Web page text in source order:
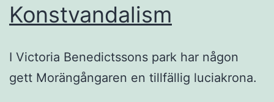
Konstvandalism
I Victoria Benedictssons park har någon
gett Morängångaren en tillfällig luciakrona.